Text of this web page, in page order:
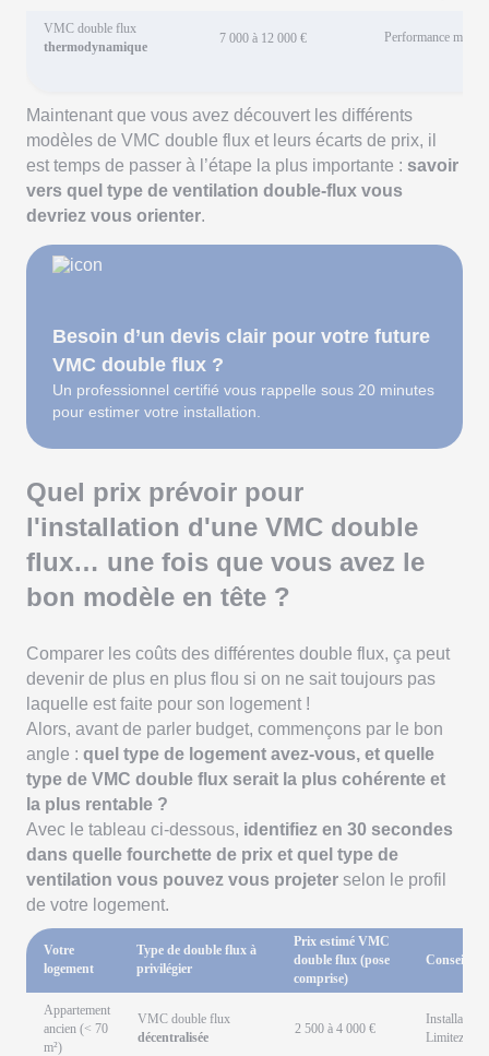
VMC double flux
thermodynamique
7 000 à 12 000 € Performance
Maintenant que vous avez découvert les différents
modèles de VMC double flux et leurs écarts de prix, il
est temps de passer à l’étape la plus importante : savoir
vers quel type de ventilation double-flux vous
devriez vous orienter.
Besoin d’un devis clair pour votre future
VMC double flux ?
Un professionnel certifié vous rappelle sous 20 minutes
pour estimer votre installation.
Quel prix prévoir pour
l'installation d'une VMC double
flux… une fois que vous avez le
bon modèle en tête ?
Comparer les coûts des différentes double flux, ça peut
devenir de plus en plus flou si on ne sait toujours pas
laquelle est faite pour son logement !
Alors, avant de parler budget, commençons par le bon
angle : quel type de logement avez-vous, et quelle
type de VMC double flux serait la plus cohérente et
la plus rentable ?
Avec le tableau ci-dessous, identifiez en 30 secondes
dans quelle fourchette de prix et quel type de
ventilation vous pouvez vous projeter selon le profil
de votre logement.
Votre
logement
Type de double flux à
privilégier
Prix estimé VMC
double flux (pose
comprise)
Conseils
Appartement
ancien (< 70
m²)
VMC double flux
décentralisée
2 500 à 4 000 €
Installation
Limitez-